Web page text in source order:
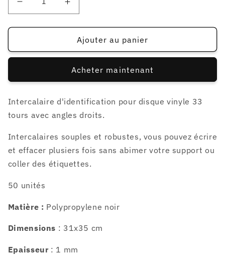
Réduire
la
quantité
50
d&#39;identification
pour
-
noirs
Augmenter
la
quantité
de
50
d&#39;identification
pour
-
noirs
Ajouter au panier
Acheter maintenant
Intercalaire d'identification pour disque vinyle 33
tours avec angles droits.
Intercalaires souples et robustes, vous pouvez écrire
et effacer plusiers fois sans abimer votre support ou
coller des étiquettes.
50 unités
Matière : Polypropylene noir
Dimensions : 31x35 cm
Epaisseur : 1 mm